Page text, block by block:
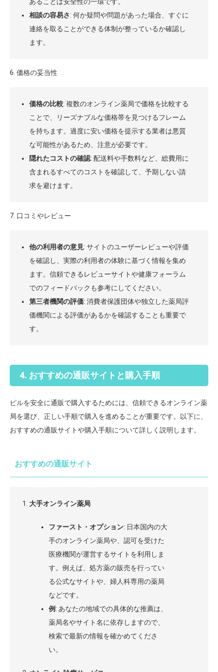
相談の容易さ: 何か疑問や問題があった場合、すぐに
連絡を取ることができる体制が整っているか確認し
ます。
6. 価格の妥当性
価格の比較: 複数のオンライン薬局で価格を比較する
ことで、リーズナブルな価格帯を見つけるフレーム
を持ちます。過度に安い価格を提示する業者は悪質
な可能性があるため、注意が必要です。
隠れたコストの確認: 配送料や手数料など、総費用に
含まれるすべてのコストを確認して、予期しない請
求を避けます。
7. 口コミやレビュー
他の利用者の意見: サイトのユーザーレビューや評価
を確認し、実際の利用者の体験に基づく情報を集め
ます。信頼できるレビューサイトや健康フォーラム
でのフィードバックも参考にしてください。
第三者機関の評価: 消費者保護団体や独立した薬局評
価機関による評価があるかを確認することも重要で
す。
4. おすすめの通販サイトと購入手順
ピルを安全に通販で購入するためには、信頼できるオンライン薬
局を選び、正しい手順で購入を進めることが重要です。以下に、
おすすめの通販サイトや購入手順について詳しく説明します。
おすすめの通販サイト
大手オンライン薬局
ファースト・オプション: 日本国内の大
手のオンライン薬局や、認可を受けた
医療機関が運営するサイトを利用しま
す。例えば、処方薬の販売を行ってい
る公式なサイトや、婦人科専用の薬局
などです。
例: あなたの地域での具体的な推薦は、
薬局名やサイト名に依存しますので、
検索で最新の情報を確かめてくださ
い。